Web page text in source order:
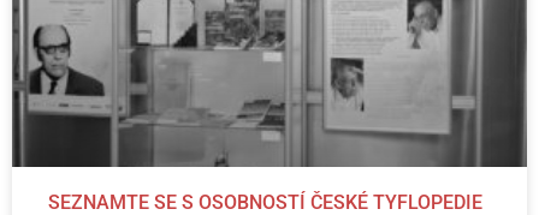
SEZNAMTE SE S OSOBNOSTÍ ČESKÉ TYFLOPEDIE